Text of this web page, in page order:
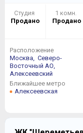
Студия
Продано
1 комн.
Продано
Расположение
Москва, Северо-
Восточный АО,
Алексеевский
Ближайшее метро
Алексеевская